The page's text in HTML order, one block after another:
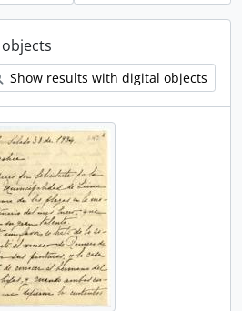
Show results with digital objects